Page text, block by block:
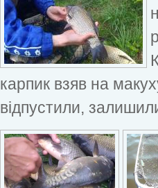
карпик взяв на
відпустили,